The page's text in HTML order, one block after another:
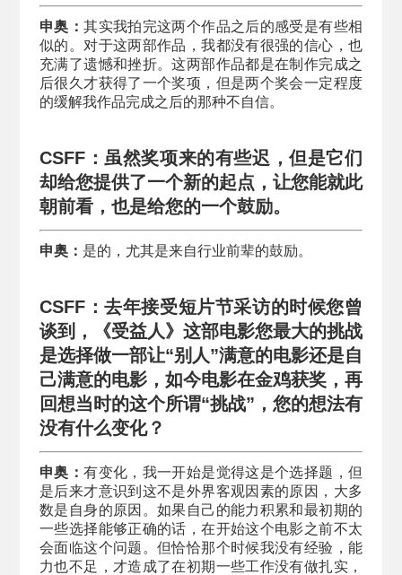
申奥：其实我拍完这两个作品之后的感受是有些相
似的。对于这两部作品，我都没有很强的信心，也
充满了遗憾和挫折。这两部作品都是在制作完成之
后很久才获得了一个奖项，但是两个奖会一定程度
的缓解我作品完成之后的那种不自信。
CSFF：虽然奖项来的有些迟，但是它们
却给您提供了一个新的起点，让您能就此
朝前看，也是给您的一个鼓励。
申奥： 是的，尤其是来自行业前辈的鼓励。
CSFF：去年接受短片节采访的时候您曾
谈到，《受益人》这部电影您最大的挑战
是选择做一部让“别人”满意的电影还是自
己满意的电影，如今电影在金鸡获奖，再
回想当时的这个所谓“挑战”，您的想法有
没有什么变化？
申奥：有变化，我一开始是觉得这是个选择题，但
是后来才意识到这不是外界客观因素的原因，大多
数是自身的原因。如果自己的能力积累和最初期的
一些选择能够正确的话，在开始这个电影之前不太
会面临这个问题。但恰恰那个时候我没有经验，能
力也不足，才造成了在初期一些工作没有做扎实，